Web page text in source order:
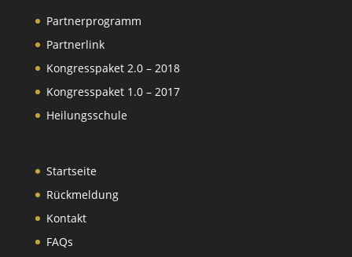
Partnerprogramm
Partnerlink
Kongresspaket 2.0 – 2018
Kongresspaket 1.0 – 2017
Heilungsschule
Startseite
Rückmeldung
Kontakt
FAQs